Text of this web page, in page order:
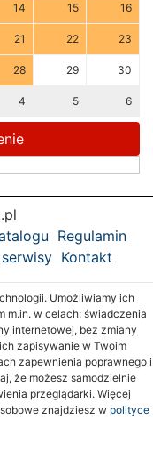
14 15 16
21 22 23
28 29 30
4 5 6
Regulamin
Kontakt
Umożliwiamy ich
m.in. w celach: świadczenia
internetowej, bez zmiany
zapisywanie w Twoim
zapewnienia poprawnego i
że możesz samodzielnie
przeglądarki. Więcej
znajdziesz w polityce